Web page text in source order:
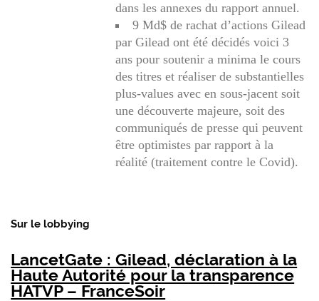
dans les annexes du rapport annuel.
9 Md$ de rachat d’actions Gilead
par Gilead ont été décidés voici 3
ans pour soutenir a minima le cours
des titres et réaliser de substantielles
plus-values avec en sous-jacent soit
une découverte majeure, soit des
communiqués de presse qui peuvent
être optimistes par rapport à la
réalité (traitement contre le Covid).
Sur le lobbying
LancetGate : Gilead, déclaration à la
Haute Autorité pour la transparence
HATVP – FranceSoir